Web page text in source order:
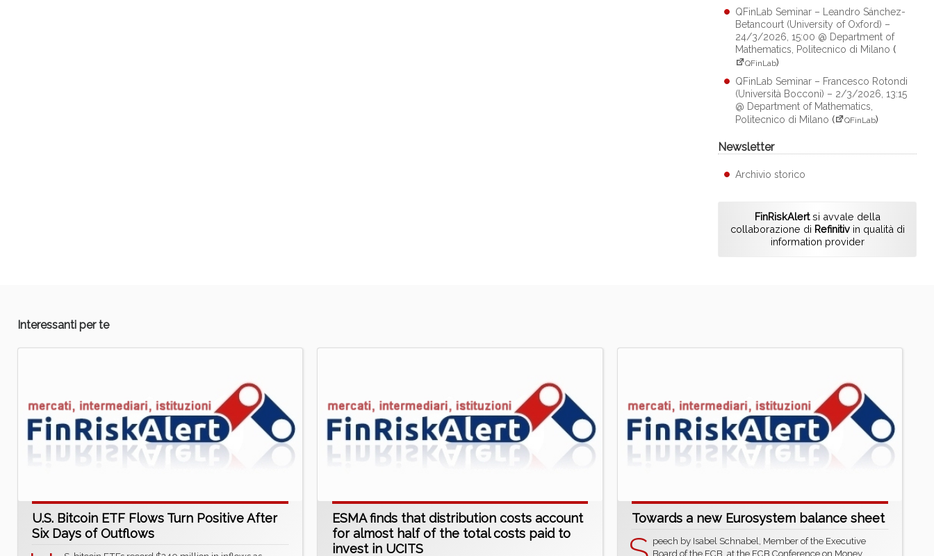
QFinLab Seminar – Leandro Sánchez-
Betancourt (University of Oxford) –
24/3/2026, 15:00 @ Department of
Mathematics, Politecnico di Milano (
QFinLab)
QFinLab Seminar – Francesco Rotondi
(Università Bocconi) – 2/3/2026, 13:15
@ Department of Mathematics,
Politecnico di Milano ( QFinLab)
Newsletter
Archivio storico
FinRiskAlertsi avvale della
collaborazione di Refinitivin qualità di
information provider
Interessanti per te
U.S. Bitcoin ETF Flows Turn Positive After
Six Days of Outflows
ESMA finds that distribution costs account
for almost half of the total costs paid to
invest in UCITS
Towards a new Eurosystem balance sheet
peech by Isabel Schnabel, Member of the Executive
Board of the ECB, at the ECB Conference on Money